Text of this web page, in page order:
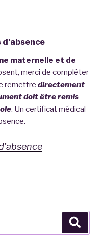
maternelle et de
merci de compléter
remettre directement
doit être remis
. Un certificat médical